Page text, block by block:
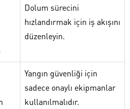
Dolum sürecini
hızlandırmak için iş akışını
düzenleyin.
Yangın güvenliği için
sadece onaylı ekipmanlar
kullanılmalıdır.